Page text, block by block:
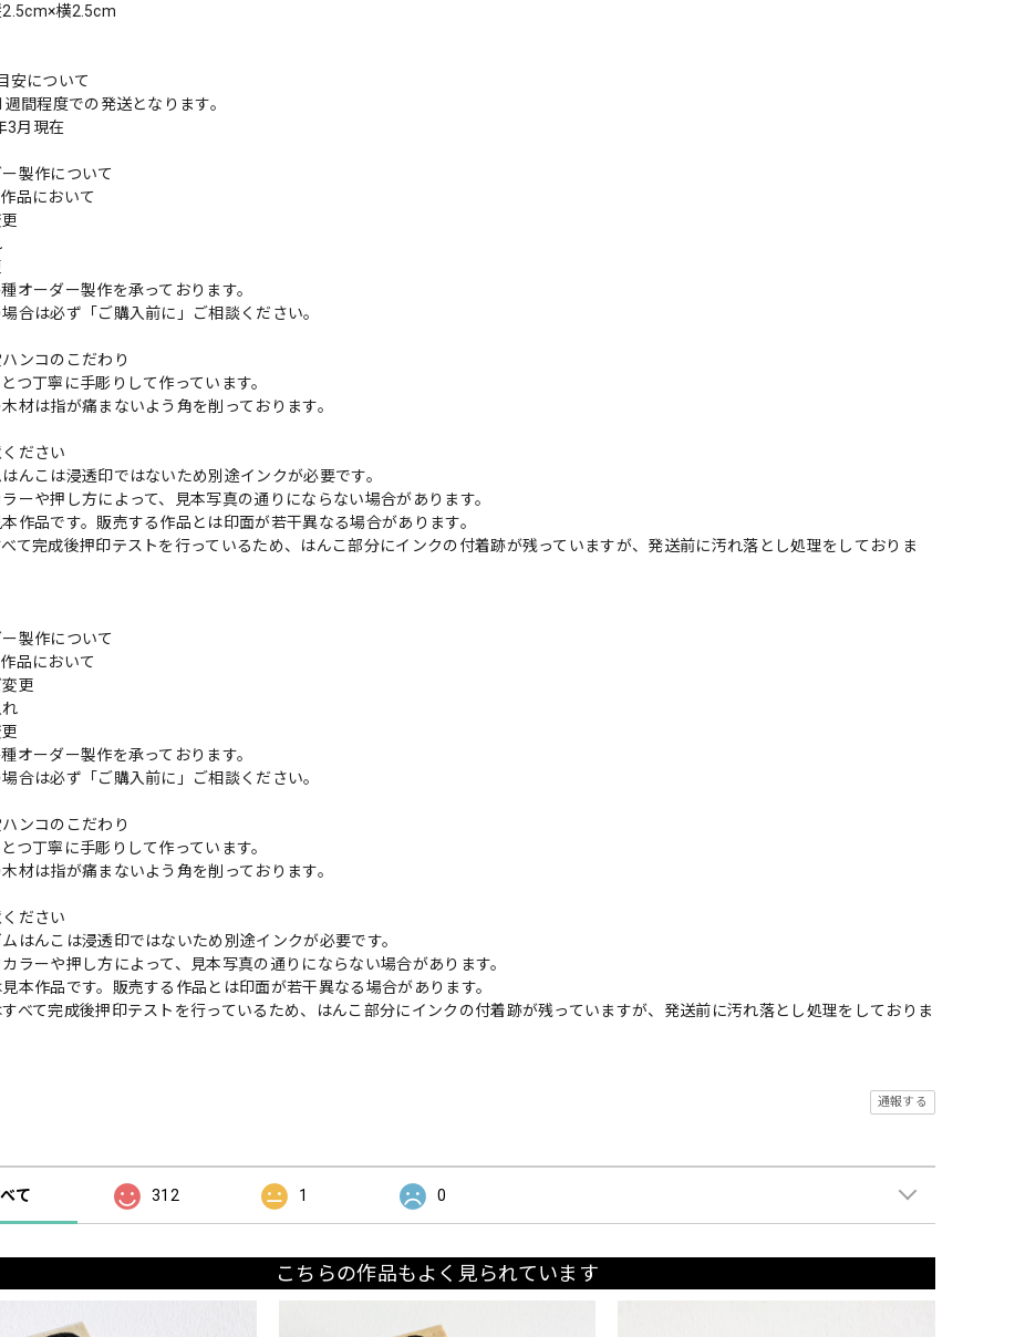
2.5cm×横2.5cm
安について
間程度での発送となります。
3月現在
製作について
品において
更
オーダー製作を承っております。
合は必ず「ご購入前に」ご相談ください。
ンコのこだわり
つ丁寧に手彫りして作っています。
材は指が痛まないよう角を削っております。
ださい
んこは浸透印ではないため別途インクが必要です。
ーや押し方によって、見本写真の通りにならない場合があります。
作品です。販売する作品とは印面が若干異なる場合があります。
て完成後押印テストを行っているため、はんこ部分にインクの付着跡が残っていますが、発送前に汚れ落とし処理をしておりま
製作について
品において
変更
れ
オーダー製作を承っております。
合は必ず「ご購入前に」ご相談ください。
ンコのこだわり
つ丁寧に手彫りして作っています。
材は指が痛まないよう角を削っております。
ださい
ムはんこは浸透印ではないため別途インクが必要です。
カラーや押し方によって、見本写真の通りにならない場合があります。
見本作品です。販売する作品とは印面が若干異なる場合があります。
すべて完成後押印テストを行っているため、はんこ部分にインクの付着跡が残っていますが、発送前に汚れ落とし処理をしておりま
通報する
て 312 1 0
こちらの作品もよく見られています